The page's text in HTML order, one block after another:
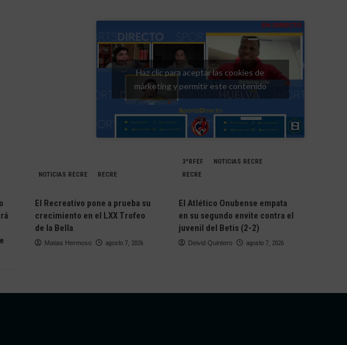
Haz clic para aceptar las cookies de
márketing y permitir este contenido
NOTICIAS RECRE RECRE
El Recreativo pone a prueba su
crecimiento en el LXX Trofeo
de la Bella
Matias Hermoso agosto 7, 2026
3ªRFEF
NOTICIAS RECRE
RECRE
El Atlético Onubense empata
en su segundo envite contra el
juvenil del Betis (2-2)
Deivid Quintero agosto 7, 2026